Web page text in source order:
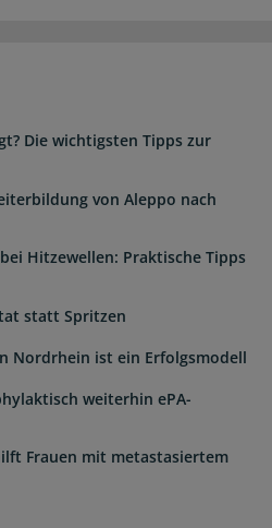
Die wichtigsten Tipps zur
von Aleppo nach
Hitzewellen: Praktische Tipps
statt Spritzen
Nordrhein ist ein Erfolgsmodell
weiterhin ePA-
Frauen mit metastasiertem